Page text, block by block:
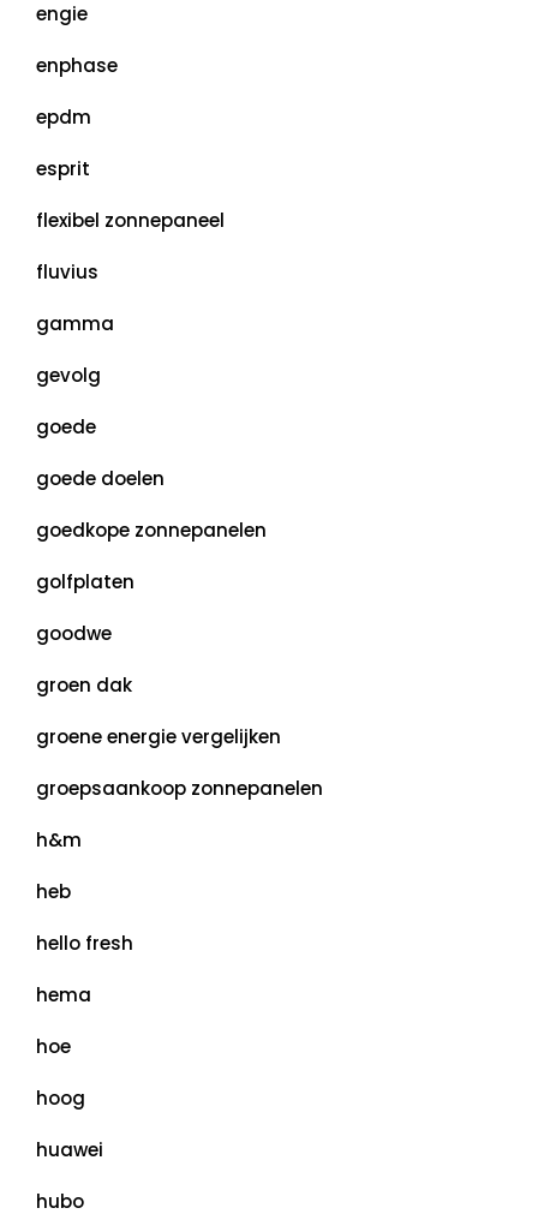
engie
enphase
epdm
esprit
flexibel zonnepaneel
fluvius
gamma
gevolg
goede
goede doelen
goedkope zonnepanelen
golfplaten
goodwe
groen dak
groene energie vergelijken
groepsaankoop zonnepanelen
h&m
heb
hello fresh
hema
hoe
hoog
huawei
hubo